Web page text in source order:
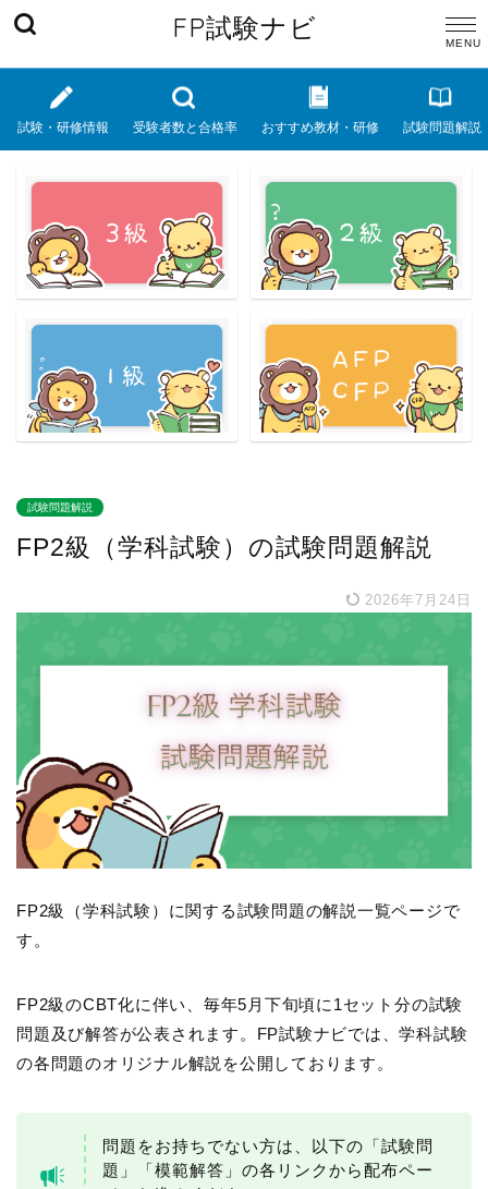
FP試験ナビ
試験・研修情報 受験者数と合格率 おすすめ教材・研修 試験問題解説
試験問題解説
FP2級（学科試験）の試験問題解説
2026年7月24日
FP2級（学科試験）に関する試験問題の解説一覧ページで
す。
FP2級のCBT化に伴い、毎年5月下旬頃に1セット分の試験
問題及び解答が公表されます。FP試験ナビでは、学科試験
の各問題のオリジナル解説を公開しております。
問題をお持ちでない方は、以下の「試験問
題」「模範解答」の各リンクから配布ペー